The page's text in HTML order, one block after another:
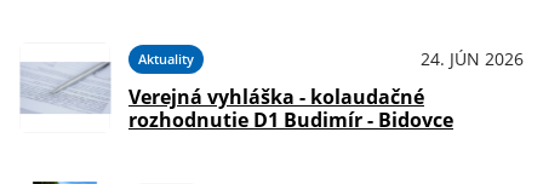
Aktuality 24. JÚN 2026
Verejná vyhláška - kolaudačné
rozhodnutie D1 Budimír - Bidovce